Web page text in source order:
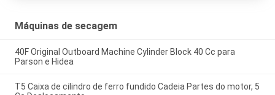
Máquinas de secagem
40F Original Outboard Machine Cylinder Block 40 Cc para
Parson e Hidea
T5 Caixa de cilindro de ferro fundido Cadeia Partes do motor, 5